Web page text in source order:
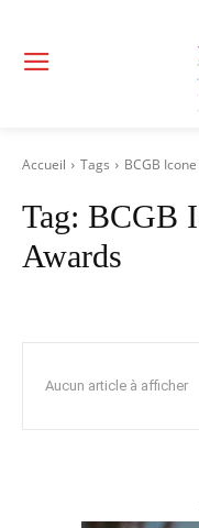
Accueil Tags BCGB
Tag: BCGB
Awards
Aucun article à afficher